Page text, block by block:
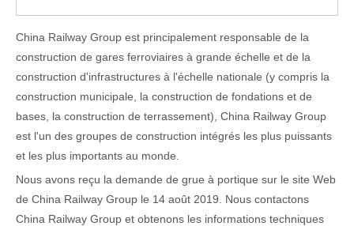
China Railway Group est principalement responsable de la
construction de gares ferroviaires à grande échelle et de la
construction d'infrastructures à l'échelle nationale (y compris la
construction municipale, la construction de fondations et de
bases, la construction de terrassement), China Railway Group
est l'un des groupes de construction intégrés les plus puissants
et les plus importants au monde.
Nous avons reçu la demande de grue à portique sur le site Web
de China Railway Group le 14 août 2019. Nous contactons
China Railway Group et obtenons les informations techniques